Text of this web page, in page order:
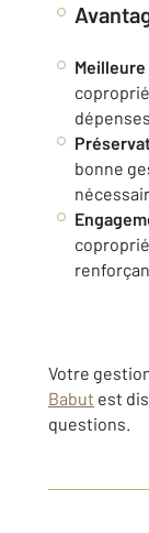
bonne
Votre
Babut est
questions.